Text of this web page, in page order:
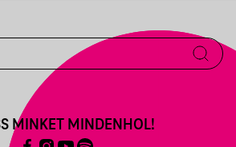
MINKET MINDENHOL!